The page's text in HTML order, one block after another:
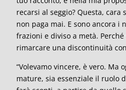
recarsi al seggio? Questa,
non paga mai. E sono ancora i
frazioni e diviso a metà.
rimarcare una discontinuità
“Volevamo vincere, è vero.
mature, sia essenziale il ruolo